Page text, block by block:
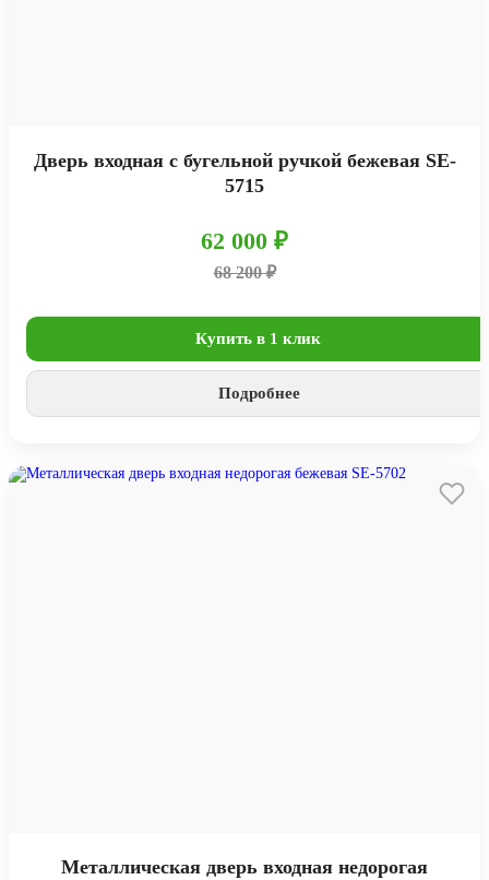
Дверь входная с бугельной ручкой бежевая SE-
5715
62 000 ₽
68 200 ₽
Купить в 1 клик
Подробнее
Металлическая дверь входная недорогая